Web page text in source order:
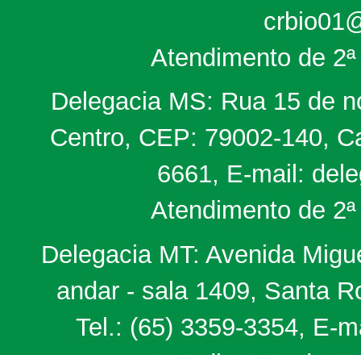
Atendimento de
Delegacia MS: Rua 15 de
Centro, CEP: 79002-140,
6661, E-mail:
Atendimento de
Delegacia MT: Avenida
andar - sala 1409, Santa
Tel.: (65) 3359-3354, E-